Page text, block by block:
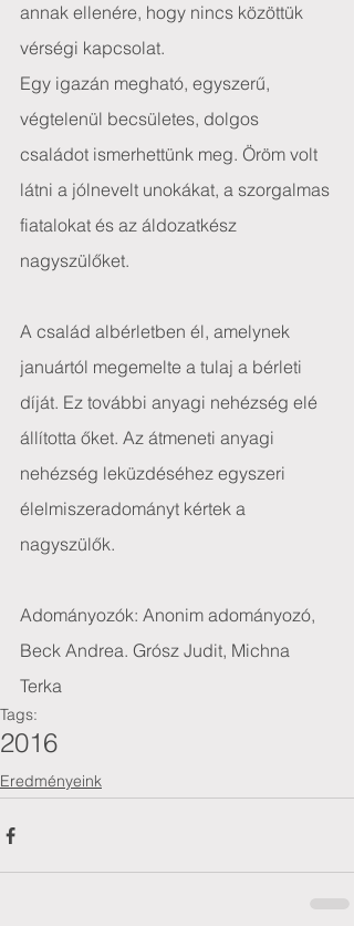
annak ellenére, hogy nincs közöttük
vérségi kapcsolat.
Egy igazán megható, egyszerű,
végtelenül becsületes, dolgos
családot ismerhettünk meg. Öröm volt
látni a jólnevelt unokákat, a szorgalmas
fiatalokat és az áldozatkész
nagyszülőket.
A család albérletben él, amelynek
januártól megemelte a tulaj a bérleti
díját. Ez további anyagi nehézség elé
állította őket. Az átmeneti anyagi
nehézség leküzdéséhez egyszeri
élelmiszeradományt kértek a
nagyszülők.
Adományozók: Anonim adományozó,
Beck Andrea. Grósz Judit, Michna
Terka
Tags:
2016
Eredményeink